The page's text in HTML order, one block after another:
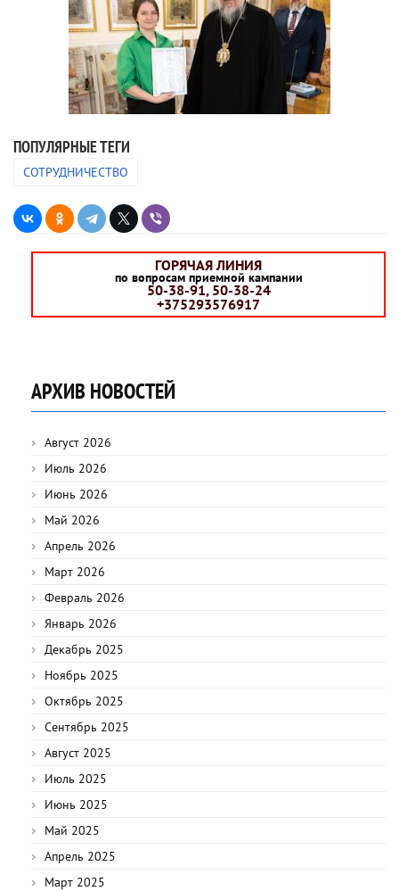
ПОПУЛЯРНЫЕ ТЕГИ
СОТРУДНИЧЕСТВО
ГОРЯЧАЯ ЛИНИЯ
по вопросам приемной кампании
50-38-91, 50-38-24
+375293576917
АРХИВ НОВОСТЕЙ
Август 2026
Июль 2026
Июнь 2026
Май 2026
Апрель 2026
Март 2026
Февраль 2026
Январь 2026
Декабрь 2025
Ноябрь 2025
Октябрь 2025
Сентябрь 2025
Август 2025
Июль 2025
Июнь 2025
Май 2025
Апрель 2025
Март 2025